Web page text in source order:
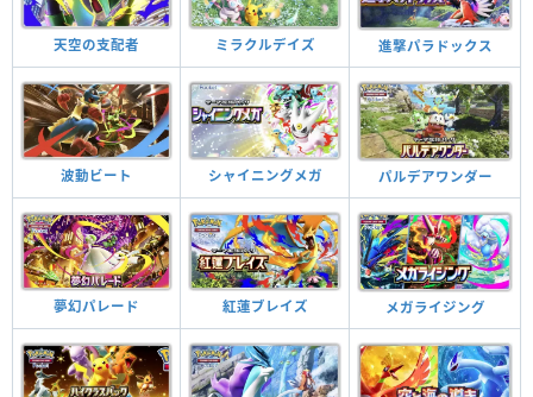
天空の支配者 ミラクルデイズ 進撃パラドックス
波動ビート シャイニングメガ パルデアワンダー
夢幻パレード 紅蓮ブレイズ メガライジング